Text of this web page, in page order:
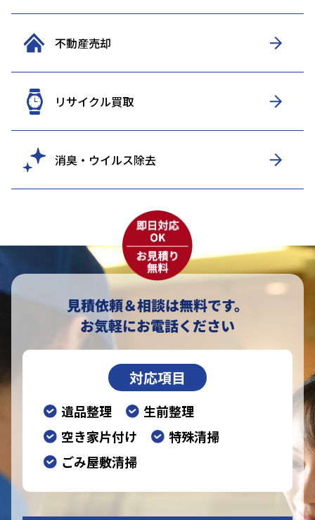
不動産売却
リサイクル買取
消臭・ウイルス除去
見積依頼＆相談は無料です。
お気軽にお電話ください
対応項目
遺品整理
生前整理
空き家片付け
特殊清掃
ごみ屋敷清掃